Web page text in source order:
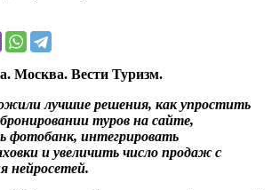
Москва. Вести Туризм.
лучшие решения, как упростить
туров на сайте,
фотобанк, интегрировать
и увеличить число продаж с
нейросетей.